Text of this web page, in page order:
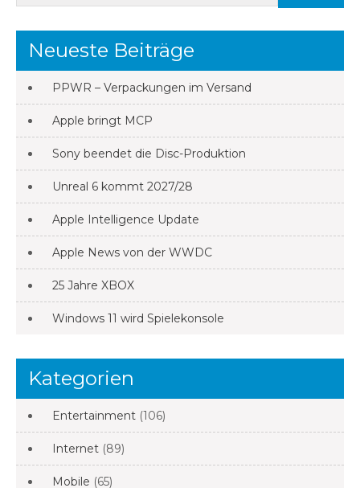
Neueste Beiträge
PPWR – Verpackungen im Versand
Apple bringt MCP
Sony beendet die Disc-Produktion
Unreal 6 kommt 2027/28
Apple Intelligence Update
Apple News von der WWDC
25 Jahre XBOX
Windows 11 wird Spielekonsole
Kategorien
Entertainment (106)
Internet (89)
Mobile (65)